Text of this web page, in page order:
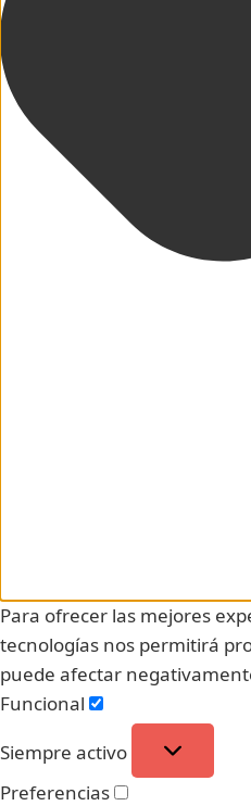
Para ofrecer las mejores
tecnologías nos permitirá
puede afectar
Funcional
Siempre activo
Preferencias